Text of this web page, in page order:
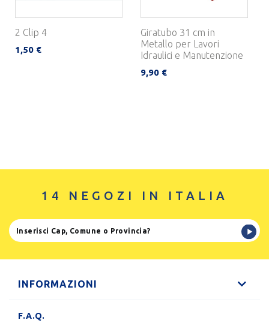
2 Clip 4
1,50 €
Giratubo 31 cm in
Metallo per Lavori
Idraulici e Manutenzione
9,90 €
14 NEGOZI IN ITALIA
INFORMAZIONI
F.A.Q.